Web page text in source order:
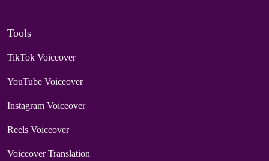
Tools
TikTok Voiceover
YouTube Voiceover
Instagram Voiceover
Reels Voiceover
Voiceover Translation